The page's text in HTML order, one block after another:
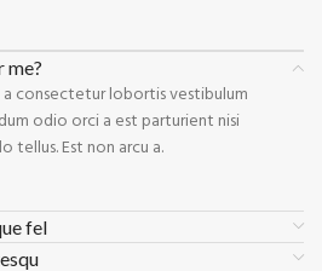
me?
consectetur lobortis vestibulum
odio orci a est parturient nisi
tellus. Est non arcu a.
fel